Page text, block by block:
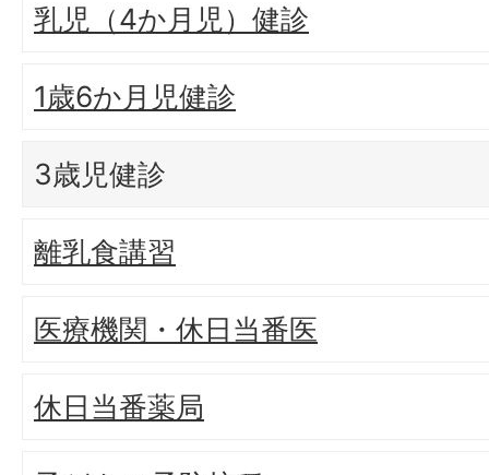
乳児（4か月児）健診
1歳6か月児健診
3歳児健診
離乳食講習
医療機関・休日当番医
休日当番薬局